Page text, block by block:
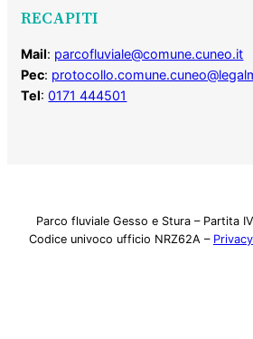
RECAPITI
Mail: parcofluviale@comune.cuneo.it
Pec:
Tel:0171 444501
Parco fluviale Gesso e Stura – Partita
Codice univoco ufficio NRZ62A –